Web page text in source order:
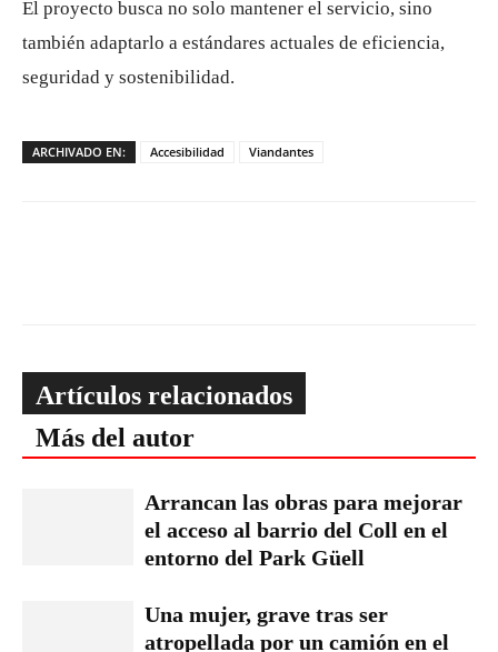
El proyecto busca no solo mantener el servicio, sino
también adaptarlo a estándares actuales de eficiencia,
seguridad y sostenibilidad.
ARCHIVADO EN: Accesibilidad Viandantes
Artículos relacionados
Más del autor
Arrancan las obras para mejorar
el acceso al barrio del Coll en el
entorno del Park Güell
Una mujer, grave tras ser
atropellada por un camión en el